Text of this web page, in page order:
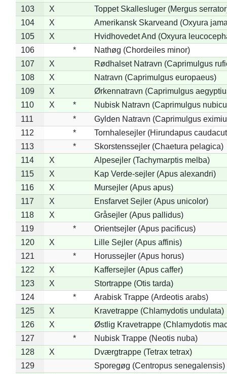
103 X
Toppet Skallesluger (Mergus
104
X
Amerikansk Skarveand (Oxyura
105
X
Hvidhovedet And (Oxyura
106
*
Nathøg (Chordeiles minor)
107
X
Rødhalset Natravn (Caprimulgus
108
X
Natravn (Caprimulgus europaeus)
109
X
Ørkennatravn (Caprimulgus
110
X *
Nubisk Natravn (Caprimulgus
111
*
Gylden Natravn (Caprimulgus
112
*
Tornhalesejler (Hirundapus
113
*
Skorstenssejler (Chaetura pelagica)
114
X
Alpesejler (Tachymarptis melba)
115
X
Kap Verde-sejler (Apus alexandri)
116
X
Mursejler (Apus apus)
117
X
Ensfarvet Sejler (Apus unicolor)
118
X
Gråsejler (Apus pallidus)
119
*
Orientsejler (Apus pacificus)
120
X
Lille Sejler (Apus affinis)
121
*
Horussejler (Apus horus)
122
X
Kaffersejler (Apus caffer)
123
X
Stortrappe (Otis tarda)
124
*
Arabisk Trappe (Ardeotis arabs)
125
X
Kravetrappe (Chlamydotis undulata)
126
X
Østlig Kravetrappe (Chlamydotis
127
*
Nubisk Trappe (Neotis nuba)
128
X
Dværgtrappe (Tetrax tetrax)
129
Sporegøg (Centropus senegalensis)